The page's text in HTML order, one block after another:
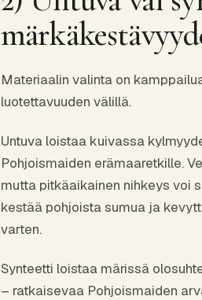
Materiaalin valinta on
luotettavuuden välillä.
Untuva loistaa kuivassa
Pohjoismaiden erämaaretkille.
mutta pitkäaikainen nihkeys voi
kestää pohjoista sumua ja
varten.
Synteetti loistaa märissä
– ratkaisevaa Pohjoismaiden